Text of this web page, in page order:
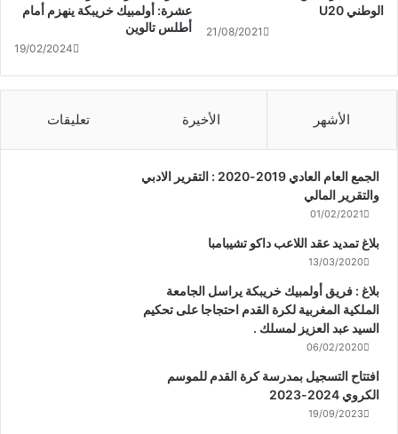
عشرة: أولمبيك خريبكة ينهزم أمام
أطلس تالوين
19/02/2024
الوطني U20
21/08/2021
الأشهر الأخيرة تعليقات
الجمع العام العادي 2019-2020 : التقرير الادبي
والتقرير المالي
01/02/2021
بلاغ تمديد عقد اللاعب داكو تشيبامبا
13/03/2020
بلاغ : فريق أولمبيك خريبكة يراسل الجامعة
الملكية المغربية لكرة القدم احتجاجا على تحكيم
السيد عبد العزيز لمسلك .
06/02/2020
افتتاح التسجيل بمدرسة كرة القدم للموسم
الكروي 2024-2023
19/09/2023